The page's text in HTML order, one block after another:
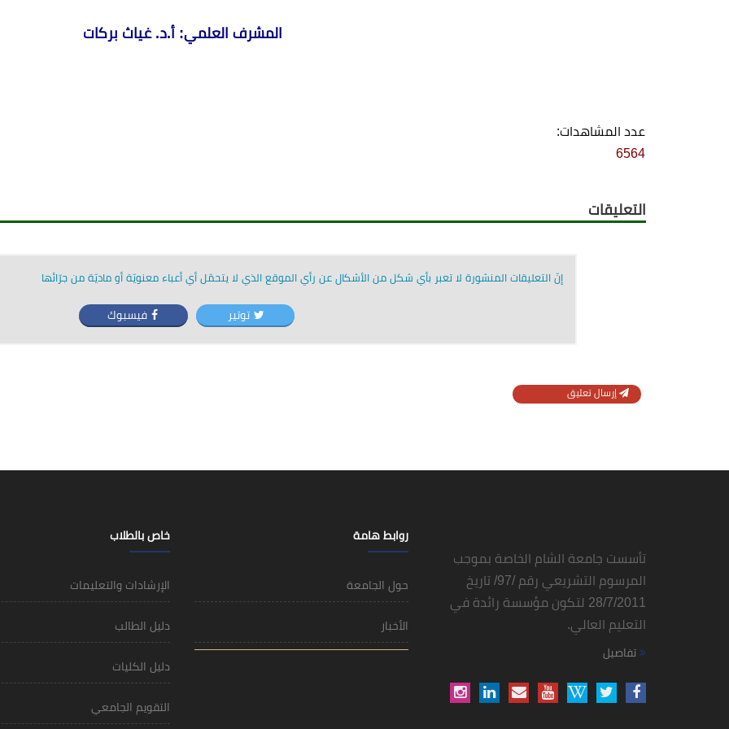
المشرف العلمي: أ.د. غياث بركات
عدد المشاهدات:
6564
التعليقات
إنّ التعليقات المنشورة لا تعبر بأي شكل من الأشكال عن رأي الموقع الذي لا يتحمّل أي أعباء معنويّة أو ماديّة من جرّائها
توتير فيسبوك
إرسال تعليق
تأسست جامعة الشام الخاصة بموجب
المرسوم التشريعي رقم /97/ تاريخ
28/7/2011 لتكون مؤسسة رائدة في
التعليم العالي.
تفاصيل
روابط هامة
حول الجامعة
الأخبار
خاص بالطلاب
الإرشادات والتعليمات
دليل الطالب
دليل الكليات
التقويم الجامعي